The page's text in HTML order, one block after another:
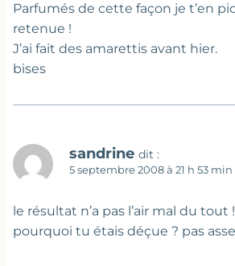
Parfumés de cette façon je t’en
retenue !
J’ai fait des amarettis avant hier.
bises
sandrine dit :
5 septembre 2008 à 21 h 53 min
le résultat n’a pas l’air mal du tout !
pourquoi tu étais déçue ? pas